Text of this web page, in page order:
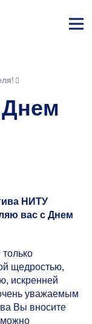
НИТУ
вас с Днем
щедростью,
искренней
уважаемым
Вы вносите